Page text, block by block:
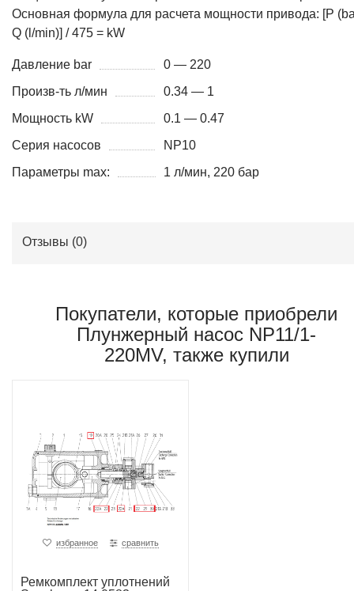
Основная формула для расчета мощности привода: [P
Q (l/min)] / 475 = kW
Давление bar
0 — 220
Произв-ть л/мин
0.34 — 1
Мощность kW
0.1 — 0.47
Серия насосов
NP10
Параметры max:
1 л/мин, 220 бар
Отзывы (0)
Покупатели, которые приобрели
Плунжерный насос NP11/1-
220MV, также купили
избранное сравнить
Ремкомплект уплотнений